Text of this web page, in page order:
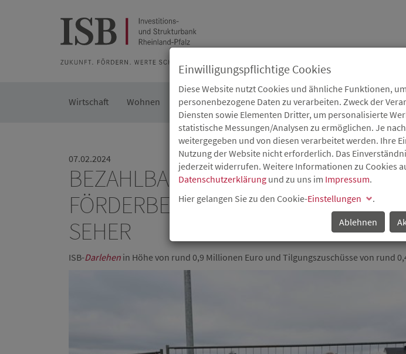
Wirtschaft Wohnen Kommunal Die ISB Karriere Service
07.02.2024
BEZAHLBARES WOHNEN IN
FÖRDERBESCHEID FÜR HELEN UND
SEHER
ISB-Darlehen in Höhe von rund 0,9 Millionen Euro und Tilgungszuschüsse von rund
Einwilligungspflichtige Cookies
Diese Website nutzt Cookies und ähnliche Funktionen,
personenbezogene Daten zu verarbeiten. Zweck der
Diensten sowie Elementen Dritter, um personalisierte
statistische Messungen/Analysen zu ermöglichen. Je
weitergegeben und von diesen verarbeitet werden. Ihre
Nutzung der Website nicht erforderlich. Das
jederzeit widerrufen. Weitere Informationen zu Cookies
Datenschutzerklärung und zu uns im Impressum.
Hier gelangen Sie zu den Cookie-Einstellungen
.
Ablehnen